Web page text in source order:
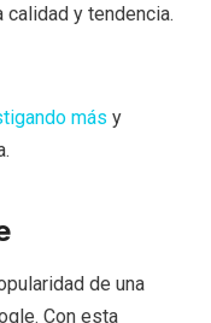
y tendencia.
más y
de una
Con esta